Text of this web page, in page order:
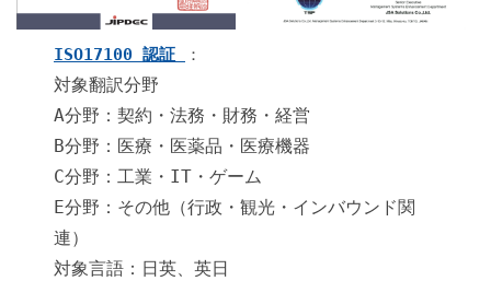
ISO17100 認証 ：
対象翻訳分野
A分野：契約・法務・財務・経営
B分野：医療・医薬品・医療機器
C分野：工業・IT・ゲーム
E分野：その他（行政・観光・インバウンド関
連）
対象言語：日英、英日